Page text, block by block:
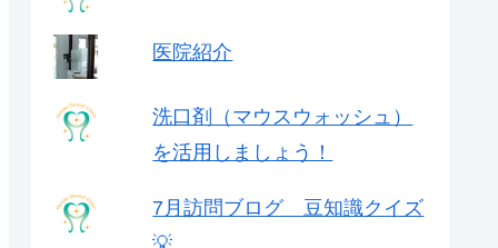
医院紹介
洗口剤（マウスウォッシュ）
を活用しましょう！
7月訪問ブログ 豆知識クイズ
💡